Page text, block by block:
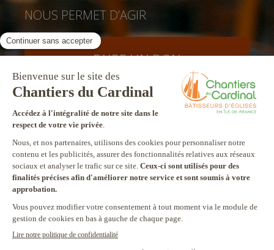
NOUS PERMET D’AGIR
FAIRE UN DON
Contact